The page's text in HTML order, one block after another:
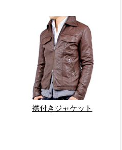
襟付きジャケット